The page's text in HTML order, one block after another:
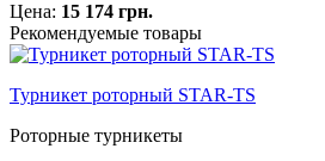
Цена: 15 174 грн.
Рекомендуемые товары
Турникет роторный STAR-TS
Роторные турникеты